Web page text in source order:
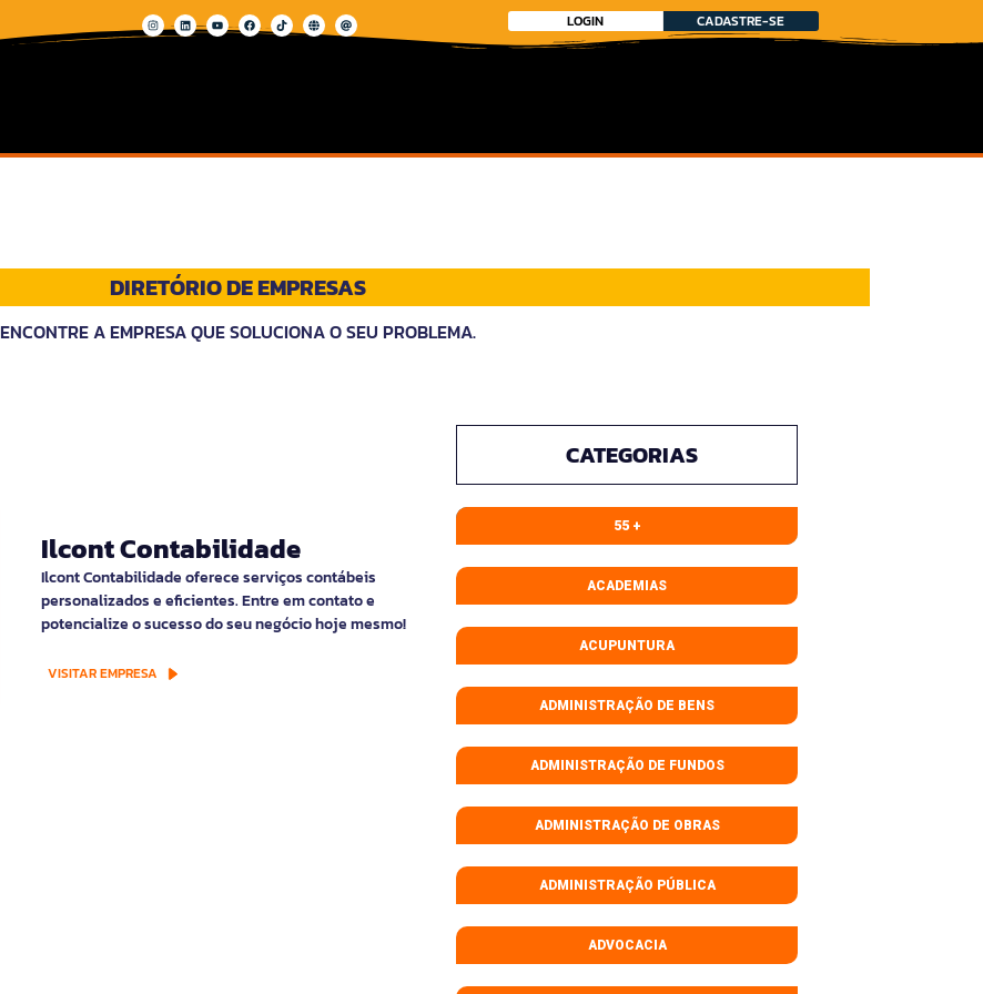
LOGIN CADASTRE-SE
DIRETÓRIO DE EMPRESAS
ENCONTRE A EMPRESA QUE SOLUCIONA O SEU PROBLEMA.
Ilcont Contabilidade
Ilcont Contabilidade oferece serviços contábeis
personalizados e eficientes. Entre em contato e
potencialize o sucesso do seu negócio hoje mesmo!
VISITAR EMPRESA
CATEGORIAS
55 +
ACADEMIAS
ACUPUNTURA
ADMINISTRAÇÃO DE BENS
ADMINISTRAÇÃO DE FUNDOS
ADMINISTRAÇÃO DE OBRAS
ADMINISTRAÇÃO PÚBLICA
ADVOCACIA